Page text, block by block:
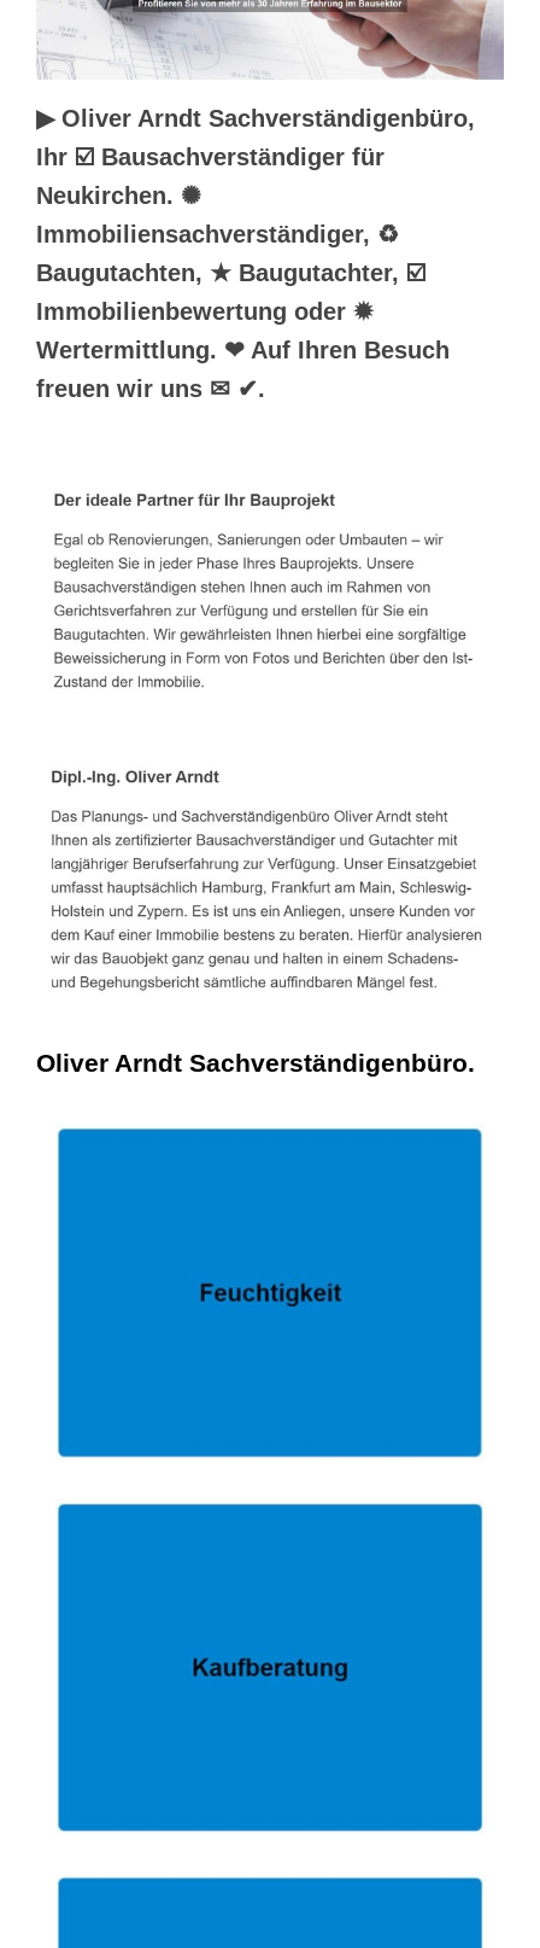
▶︎ Oliver Arndt Sachverständigenbüro,
Ihr ☑️ Bausachverständiger für
Neukirchen. ✺
Immobiliensachverständiger, ♻
Baugutachten, ★ Baugutachter, ☑️
Immobilienbewertung oder ✹
Wertermittlung. ❤ Auf Ihren Besuch
freuen wir uns ✉ ✔.
Oliver Arndt Sachverständigenbüro.